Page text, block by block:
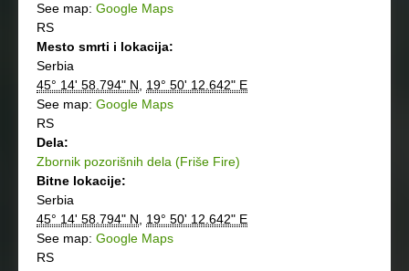
See map: Google Maps
RS
Mesto smrti i lokacija:
Serbia
45° 14' 58.794" N
19° 50' 12.642" E
See map: Google Maps
RS
Dela:
Zbornik pozorišnih dela (Friše Fire)
Bitne lokacije:
Serbia
45° 14' 58.794" N
19° 50' 12.642" E
See map: Google Maps
RS